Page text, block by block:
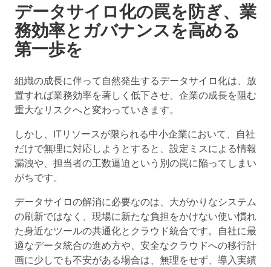
データサイロ化の罠を防ぎ、業
務効率とガバナンスを高める
第一歩を
組織の成長に伴って自然発生するデータサイロ化は、放
置すれば業務効率を著しく低下させ、企業の成長を阻む
重大なリスクへと変わっていきます。
しかし、ITリソースが限られる中小企業において、自社
だけで無理に対応しようとすると、設定ミスによる情報
漏洩や、担当者の工数逼迫という別の罠に陥ってしまい
がちです。
データサイロの解消に必要なのは、大がかりなシステム
の刷新ではなく、現場に新たな負担をかけない使い慣れ
た身近なツールの共通化とクラウド統合です。自社に最
適なデータ統合の進め方や、安全なクラウドへの移行計
画に少しでも不安がある場合は、無理をせず、導入実績